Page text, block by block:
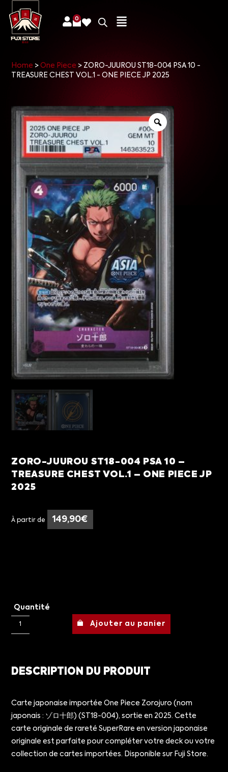
0
Home >One Piece > ZORO-JUUROU ST18-004 PSA 10 -
TREASURE CHEST VOL.1 - ONE PIECE JP 2025
ZORO-JUUROU ST18-004 PSA 10 –
TREASURE CHEST VOL.1 – ONE PIECE JP
2025
À partir de 149,90€
Quantité
Ajouter au panier
DESCRIPTION DU PRODUIT
Carte japonaise importée One Piece Zorojuro (nom
japonais : ゾロ十郎) (ST18-004), sortie en 2025. Cette
carte originale de rareté SuperRare en version japonaise
originale est parfaite pour compléter votre deck ou votre
collection de cartes importées. Disponible sur Fuji Store.